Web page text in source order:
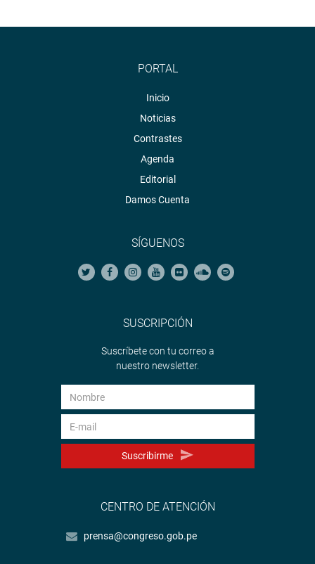
PORTAL
Inicio
Noticias
Contrastes
Agenda
Editorial
Damos Cuenta
SÍGUENOS
SUSCRIPCIÓN
Suscríbete con tu correo a
nuestro newsletter.
Suscribirme
CENTRO DE ATENCIÓN
prensa@congreso.gob.pe